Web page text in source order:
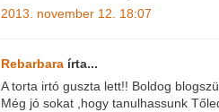
2013. november 12. 18:07
Rebarbara írta...
A torta irtó guszta lett!! Boldog
Még jó sokat ,hogy tanulhassunk